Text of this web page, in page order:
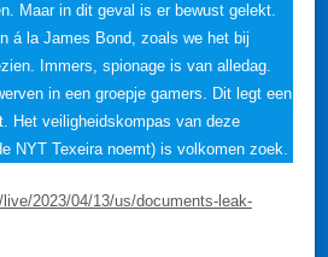
Maar in dit geval is er bewust gelekt.
á la James Bond, zoals we het bij
Immers, spionage is van alledag.
in een groepje gamers. Dit legt een
Het veiligheidskompas van deze
NYT Texeira noemt) is volkomen zoek.
2023/04/13/us/documents-leak-